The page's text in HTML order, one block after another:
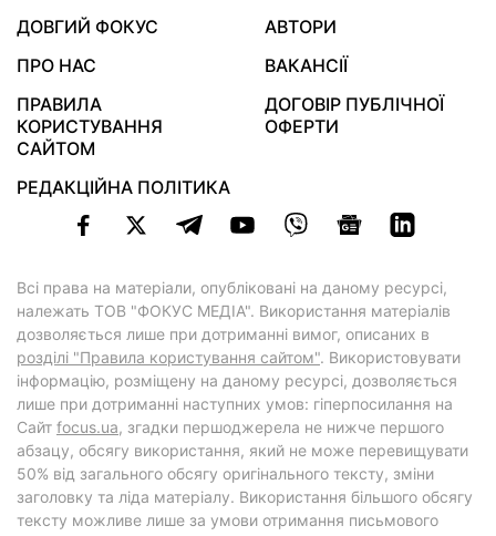
ДОВГИЙ ФОКУС
АВТОРИ
ПРО НАС
ВАКАНСІЇ
ПРАВИЛА
КОРИСТУВАННЯ
САЙТОМ
ДОГОВІР ПУБЛІЧНОЇ
ОФЕРТИ
РЕДАКЦІЙНА ПОЛІТИКА
Всі права на матеріали, опубліковані на даному ресурсі,
належать ТОВ "ФОКУС МЕДІА". Використання матеріалів
дозволяється лише при дотриманні вимог, описаних в
розділі "Правила користування сайтом". Використовувати
інформацію, розміщену на даному ресурсі, дозволяється
лише при дотриманні наступних умов: гіперпосилання на
Cайт focus.ua, згадки першоджерела не нижче першого
абзацу, обсягу використання, який не може перевищувати
50% від загального обсягу оригінального тексту, зміни
заголовку та ліда матеріалу. Використання більшого обсягу
тексту можливе лише за умови отримання письмового